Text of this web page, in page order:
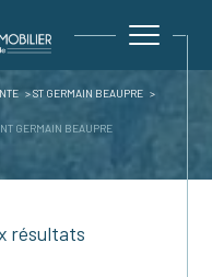
ST GERMAIN BEAUPRE
GERMAIN BEAUPRE
résultats